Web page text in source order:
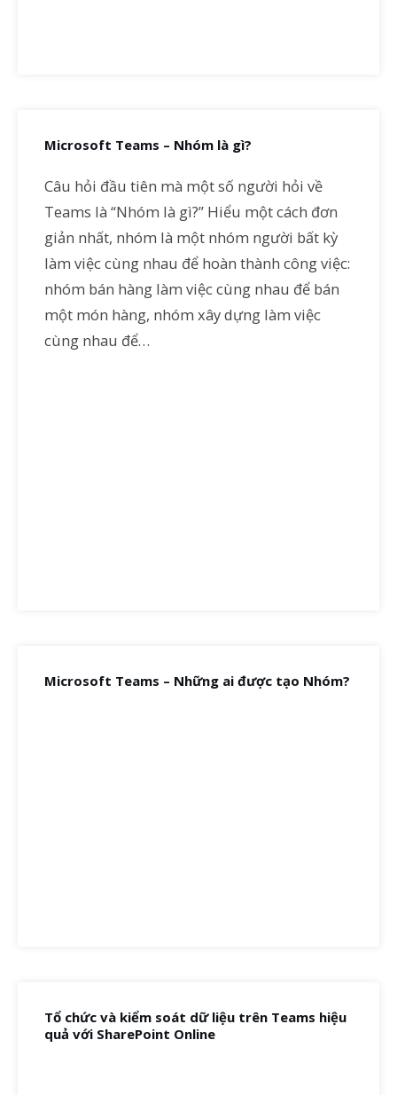
Microsoft Teams – Nhóm là gì?
Câu hỏi đầu tiên mà một số người hỏi về
Teams là “Nhóm là gì?” Hiểu một cách đơn
giản nhất, nhóm là một nhóm người bất kỳ
làm việc cùng nhau để hoàn thành công việc:
nhóm bán hàng làm việc cùng nhau để bán
một món hàng, nhóm xây dựng làm việc
cùng nhau để…
Microsoft Teams – Những ai được tạo Nhóm?
Tổ chức và kiểm soát dữ liệu trên Teams hiệu
quả với SharePoint Online